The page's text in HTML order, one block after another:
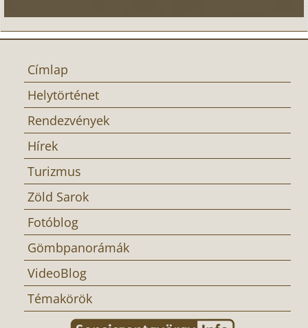
Címlap
Helytörténet
Rendezvények
Hírek
Turizmus
Zöld Sarok
Fotóblog
Gömbpanorámák
VideoBlog
Témakörök